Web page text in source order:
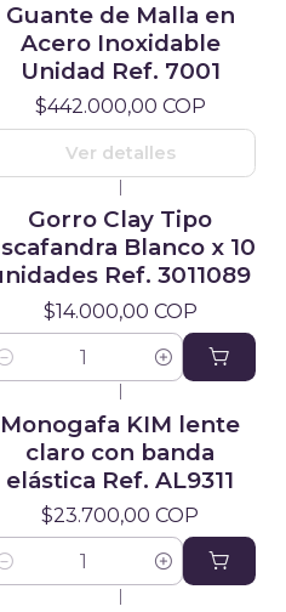
Guante de Malla en
Acero Inoxidable
Unidad Ref. 7001
$442.000,00 COP
Ver detalles
Gorro Clay Tipo
Blanco x 10
Ref. 3011089
$14.000,00 COP
Monogafa KIM lente
claro con banda
elástica Ref. AL9311
$23.700,00 COP
|